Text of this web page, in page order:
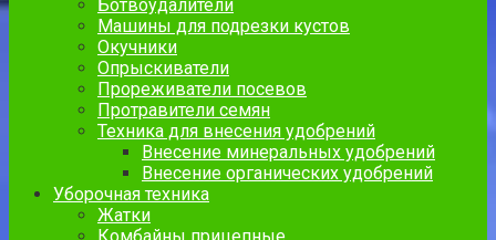
Ботвоудалители
Машины для подрезки кустов
Окучники
Опрыскиватели
Прореживатели посевов
Протравители семян
Техника для внесения удобрений
Внесение минеральных удобрений
Внесение органических удобрений
Уборочная техника
Жатки